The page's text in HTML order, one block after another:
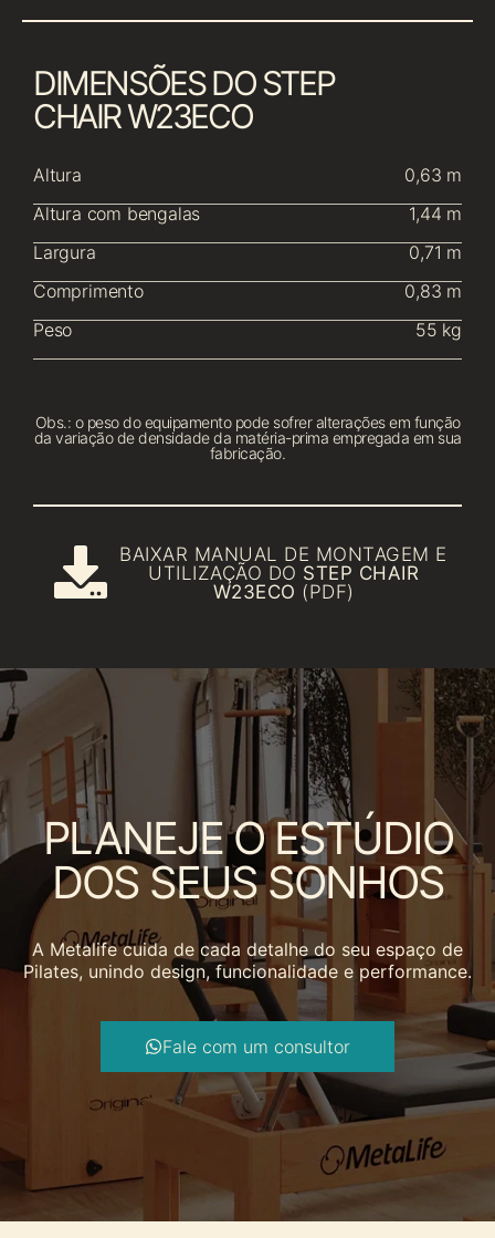
DIMENSÕES DO STEP
CHAIR W23ECO
Altura
0,63 m
Altura com bengalas
1,44 m
Largura
0,71 m
Comprimento
0,83 m
Peso
55 kg
Obs.: o peso do equipamento pode sofrer alterações em função
da variação de densidade da matéria-prima empregada em sua
fabricação.
BAIXAR MANUAL DE MONTAGEM E
UTILIZAÇÃO DO STEP CHAIR
W23ECO (PDF)
PLANEJE O ESTÚDIO
DOS SEUS SONHOS
A Metalife cuida de cada detalhe do seu espaço de
Pilates, unindo design, funcionalidade e performance.
Fale com um consultor